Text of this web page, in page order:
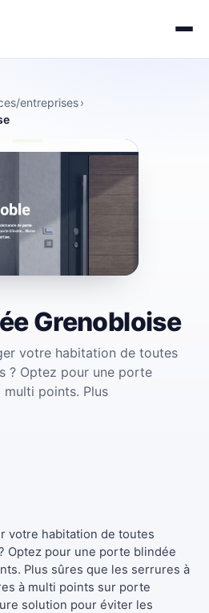
entreprises›
Grenobloise
votre habitation de toutes
? Optez pour une porte
multi points. Plus
votre habitation de toutes
Optez pour une porte blindée
Plus sûres que les serrures à
à multi points sur porte
solution pour éviter les